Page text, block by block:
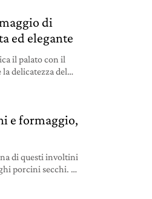
di
ed elegante
il palato con il
delicatezza del
e formaggio,
di questi involtini
porcini secchi. Il
secco/pancarrè